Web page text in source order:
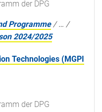
der DPG
Programme /… /
2024/2025
Technologies (MGPI
der DPG